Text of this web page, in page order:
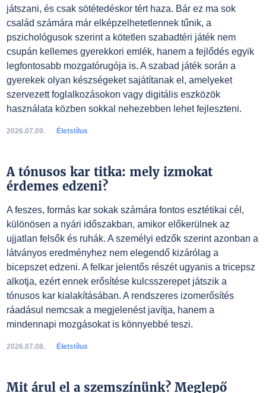
játszani, és csak sötétedéskor tért haza. Bár ez ma sok
család számára már elképzelhetetlennek tűnik, a
pszichológusok szerint a kötetlen szabadtéri játék nem
csupán kellemes gyerekkori emlék, hanem a fejlődés egyik
legfontosabb mozgatórugója is. A szabad játék során a
gyerekek olyan készségeket sajátítanak el, amelyeket
szervezett foglalkozásokon vagy digitális eszközök
használata közben sokkal nehezebben lehet fejleszteni.
2026.07.09. Életstílus
A tónusos kar titka: mely izmokat
érdemes edzeni?
A feszes, formás kar sokak számára fontos esztétikai cél,
különösen a nyári időszakban, amikor előkerülnek az
ujjatlan felsők és ruhák. A személyi edzők szerint azonban a
látványos eredményhez nem elegendő kizárólag a
bicepszet edzeni. A felkar jelentős részét ugyanis a tricepsz
alkotja, ezért ennek erősítése kulcsszerepet játszik a
tónusos kar kialakításában. A rendszeres izomerősítés
ráadásul nemcsak a megjelenést javítja, hanem a
mindennapi mozgásokat is könnyebbé teszi.
2026.07.08. Életstílus
Mit árul el a szemszínünk? Meglepő